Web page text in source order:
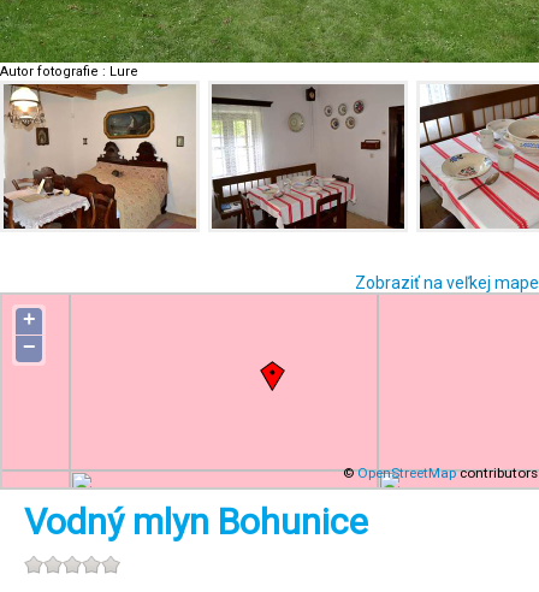
Autor fotografie : Lure
Zobraziť na veľkej mape
+
−
©OpenStreetMapcontributors
Vodný mlyn Bohunice